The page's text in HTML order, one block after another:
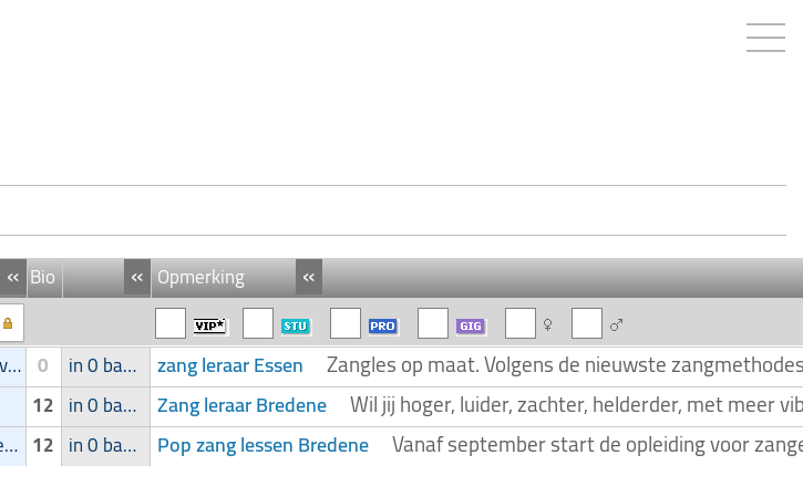
« Bio « «
Opmerking
Heavy-metal 0 in 0 band zang leraar Essen Zangles op maat. Volgens de nieuwste
12 in 0 band Zang leraar Bredene Wil jij hoger, luider, zachter, helderder, met meer
Toneelmuziek/Musical 12 in 0 band Pop zang lessen Bredene Vanaf september start de opleiding voor